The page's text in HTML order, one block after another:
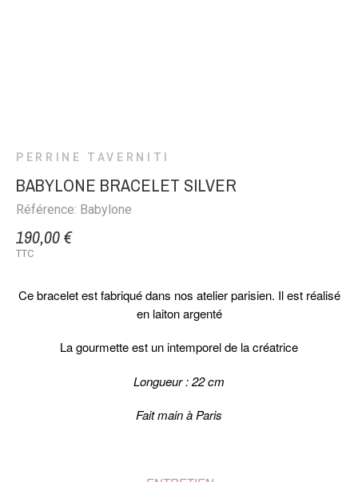
PERRINE TAVERNITI
BABYLONE BRACELET SILVER
Référence: Babylone
190,00 €
TTC
Ce bracelet est fabriqué dans nos atelier parisien. Il est réalisé
en laiton argenté
La gourmette est un intemporel de la créatrice
Longueur : 22 cm
Fait main à Paris